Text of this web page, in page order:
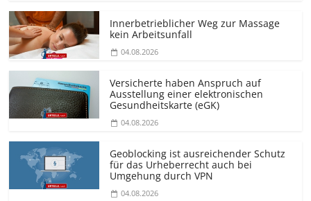
Innerbetrieblicher Weg zur Massage
kein Arbeitsunfall
04.08.2026
Versicherte haben Anspruch auf
Ausstellung einer elektronischen
Gesundheitskarte (eGK)
04.08.2026
Geoblocking ist ausreichender Schutz
für das Urheberrecht auch bei
Umgehung durch VPN
04.08.2026